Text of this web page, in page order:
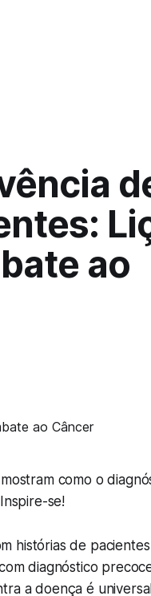
ao
como o
se!
histórias de
diagnóstico
a doença é